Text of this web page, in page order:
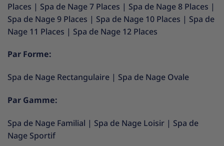
Places | Spa de Nage 7 Places | Spa de Nage 8 Places |
Spa de Nage 9 Places | Spa de Nage 10 Places | Spa de
Nage 11 Places | Spa de Nage 12 Places
Par Forme:
Spa de Nage Rectangulaire | Spa de Nage Ovale
Par Gamme:
Spa de Nage Familial | Spa de Nage Loisir | Spa de
Nage Sportif